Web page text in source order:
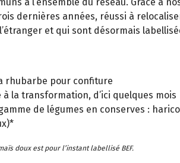
dernières années, réussi à
et qui sont désormais
rhubarbe pour confiture
à la transformation, d’ici quelques mois
de légumes en conserves :
doux est pour l’instant labellisé BEF.